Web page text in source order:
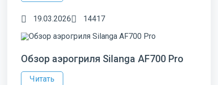
19.03.2026 14417
Обзор аэрогриля Silanga AF700 Pro
Читать